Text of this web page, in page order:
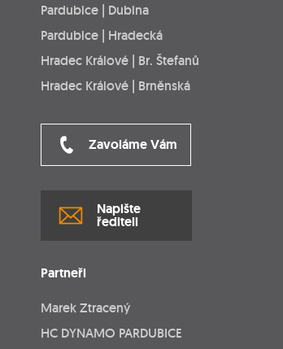
Pardubice | Dubina
Pardubice | Hradecká
Hradec Králové | Br. Štefanů
Hradec Králové | Brněnská
Zavoláme Vám
Napište
řediteli
Partneři
Marek Ztracený
HC DYNAMO PARDUBICE